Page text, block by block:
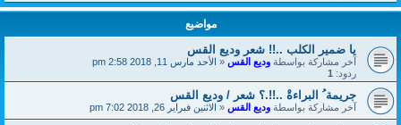
مواضيع
يا ضمير الكلب ..!! شعر وديع القس
آخر مشاركة بواسطةوديع القس«الأحد مارس 11, 2018 2:58 pm
ردود: 1
جريمة ُ البراءةْ ..!!.؟ شعر / وديع القس
آخر مشاركة بواسطةوديع القس«الاثنين فبراير 26, 2018 7:02 pm